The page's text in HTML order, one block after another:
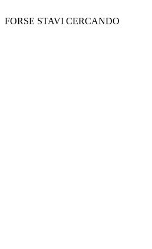
FORSE STAVI CERCANDO